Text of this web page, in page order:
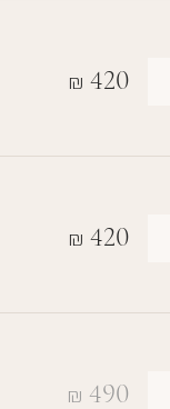
₪ 420
₪ 420
₪ 490